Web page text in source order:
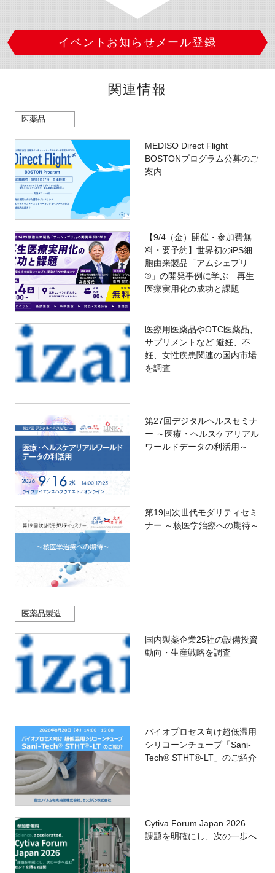
イベントお知らせメール登録
関連情報
医薬品
MEDISO Direct Flight
BOSTONプログラム公募のご
案内
【9/4（金）開催・参加費無
料・要予約】世界初のiPS細
胞由来製品「アムシェプリ
®」の開発事例に学ぶ 再生
医療実用化の成功と課題
医療用医薬品やOTC医薬品、
サプリメントなど 避妊、不
妊、女性疾患関連の国内市場
を調査
第27回デジタルヘルスセミナ
ー ～医療・ヘルスケアリアル
ワールドデータの利活用～
第19回次世代モダリティセミ
ナー ～核医学治療への期待～
医薬品製造
国内製薬企業25社の設備投資
動向・生産戦略を調査
バイオプロセス向け超低温用
シリコーンチューブ「Sani-
Tech® STHT®-LT」のご紹介
Cytiva Forum Japan 2026
課題を明確にし、次の一歩へ